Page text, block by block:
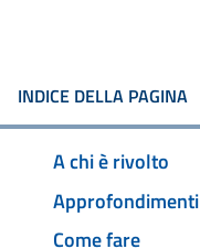
INDICE DELLA PAGINA
A chi è rivolto
Approfondimenti
Come fare